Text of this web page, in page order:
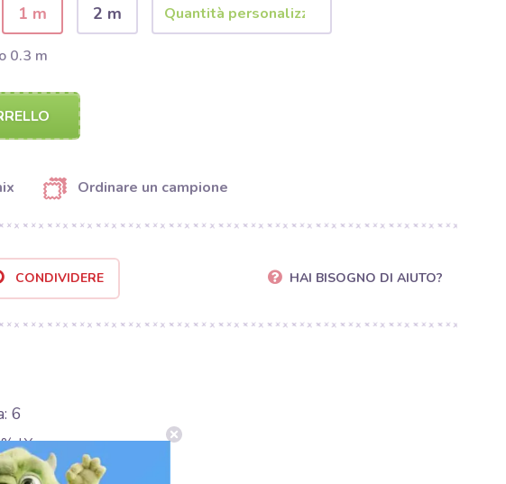
1 m 2 m
0.3 m
Ordinare un campione
CONDIVIDERE HAI BISOGNO DI AIUTO?
LY
5